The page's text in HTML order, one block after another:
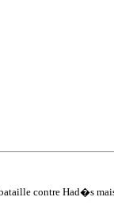
contre Had�s